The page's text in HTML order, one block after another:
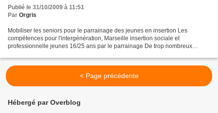
Publié le 31/10/2009 à 11:51
Par Orgris
Mobiliser les seniors pour le parrainage des jeunes en insertion Les
compétences pour l'intergénération, Marseille insertion sociale et
professionnelle jeunes 16/25 ans par le parrainage De trop nombreux
< Page précédente
Hébergé par Overblog